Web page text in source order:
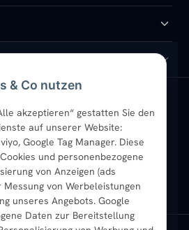
& Co nutzen
akzeptieren“ gestatten Sie den
auf unserer Website:
Google Tag Manager. Diese
und personenbezogene
von Anzeigen (ads
von Werbeleistungen
unseres Angebots. Google
Daten zur Bereitstellung
Handtuchheizkörper
Vertikal-Heizkörper
Heizkörper Badheizkörper Schwarz
ZubehörAktuelle Angebote